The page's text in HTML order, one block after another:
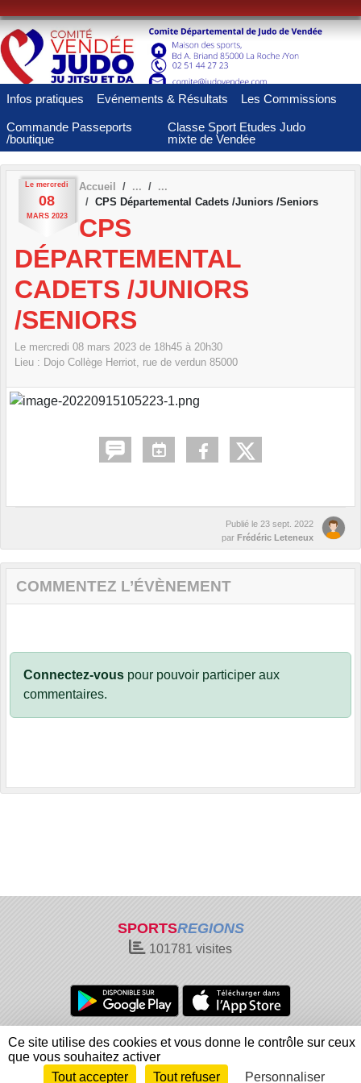
Infos pratiques Evénements & Résultats Les Commissions
Commande Passeports
/boutique
Classe Sport Etudes Judo
mixte de Vendée
Le mercredi
08
MARS 2023
Accueil
CPS Départemental Cadets /Juniors /Seniors
CPS
DÉPARTEMENTAL
CADETS /JUNIORS
/SENIORS
Le mercredi 08 mars 2023 de 18h45 à 20h30
Lieu : Dojo Collège Herriot, rue de verdun 85000
Publié le 23 sept. 2022
par Frédéric Leteneux
COMMENTEZ L’ÉVÈNEMENT
Connectez-vous pour pouvoir participer aux
commentaires.
SPORTSREGIONS
101781 visites
Charte cookies
Gestion des cookies
Informations légales
Signaler un contenu inapproprié
Envie de participer ?
Connexion
Ce site utilise des cookies et vous donne le contrôle sur ceux
que vous souhaitez activer
Tout accepter
Tout refuser Personnaliser